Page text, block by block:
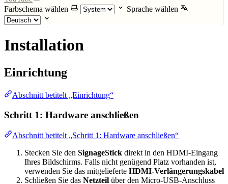
Farbschema wählen Sprache wählen
Installation
Einrichtung
Abschnitt betitelt „Einrichtung“
Schritt 1: Hardware anschließen
Abschnitt betitelt „Schritt 1: Hardware anschließen“
Stecken Sie den SignageStick direkt in den HDMI-Eingang
Ihres Bildschirms. Falls nicht genügend Platz vorhanden ist,
verwenden Sie das mitgelieferte HDMI-Verlängerungskabel
Schließen Sie das Netzteil über den Micro-USB-Anschluss